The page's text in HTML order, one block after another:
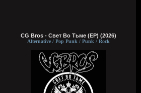
CG Bros - Свет Во Тьме (EP) (2026)
Alternative / Pop Punk / Punk / Rock